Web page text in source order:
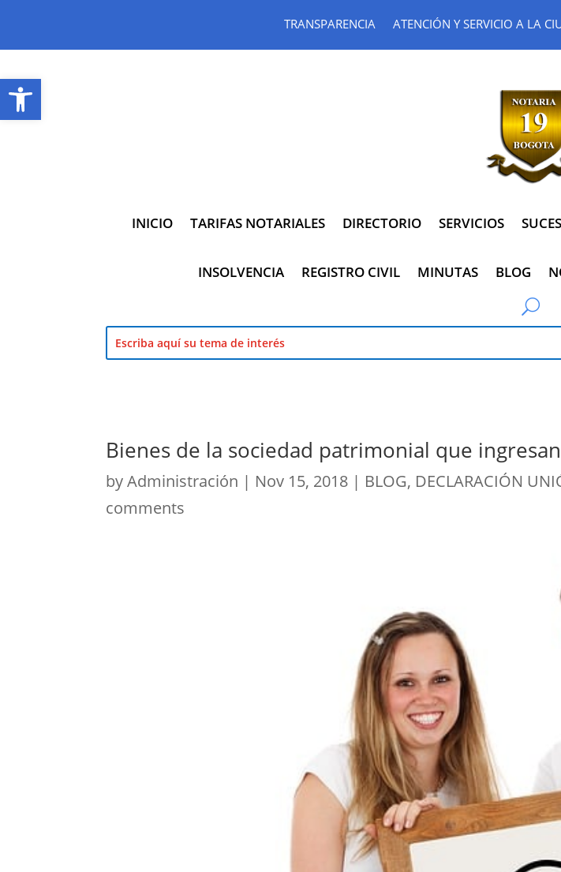
Abrir barra de herramientas
TRANSPARENCIA ATENCIÓN Y SERVICIO A LA
INICIO TARIFAS NOTARIALES DIRECTORIO SERVICIOS
INSOLVENCIA REGISTRO CIVIL MINUTAS BLOG
Bienes de la sociedad patrimonial que
byAdministración | Nov 15, 2018 | BLOG, DECLARACIÓN
comments